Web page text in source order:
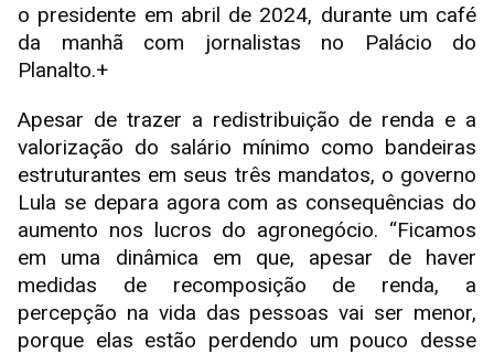
o presidente em abril de 2024, durante um café
da manhã com jornalistas no Palácio do
Planalto.+
Apesar de trazer a redistribuição de renda e a
valorização do salário mínimo como bandeiras
estruturantes em seus três mandatos, o governo
Lula se depara agora com as consequências do
aumento nos lucros do agronegócio. “Ficamos
em uma dinâmica em que, apesar de haver
medidas de recomposição de renda, a
percepção na vida das pessoas vai ser menor,
porque elas estão perdendo um pouco desse